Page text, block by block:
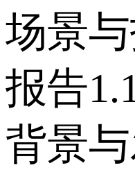
场景
报告
背景